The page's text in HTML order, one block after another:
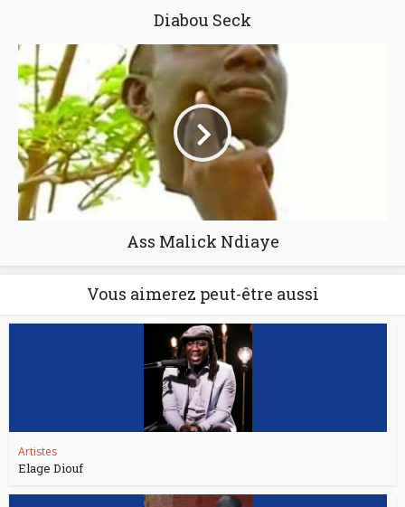
Diabou Seck
Ass Malick Ndiaye
Vous aimerez peut-être aussi
Artistes
Elage Diouf